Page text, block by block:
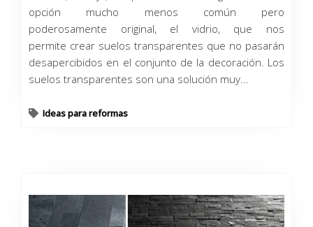
opción mucho menos común pero
poderosamente original, el vidrio, que nos
permite crear suelos transparentes que no pasarán
desapercibidos en el conjunto de la decoración. Los
suelos transparentes son una solución muy...
Ideas para reformas